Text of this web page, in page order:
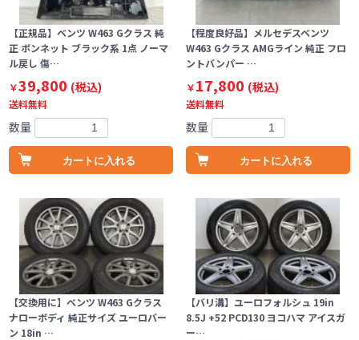
【正規品】ベンツ W463 Gクラス 純
正 ボンネット ブラック系 1点 ノーマ
ル戻し 傷…
￥39,800 (税込)
送料無料
数量
カートに入れる
【程度良好品】メルセデスベンツ
W463 Gクラス AMGライン 純正 フロ
ントバンパー …
￥17,800 (税込)
送料無料
数量
カートに入れる
【交換用に】ベンツ W463 Gクラス
ナローボディ 純正サイズ ユーロバー
ン 18in …
【バリ溝】ユーロフォルシュ 19in
8.5J +52 PCD130 ヨコハマ アイスガ
ー…